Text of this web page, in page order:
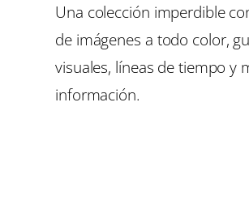
Una colección imperdible
de imágenes a todo color,
visuales, líneas de tiempo y
información.